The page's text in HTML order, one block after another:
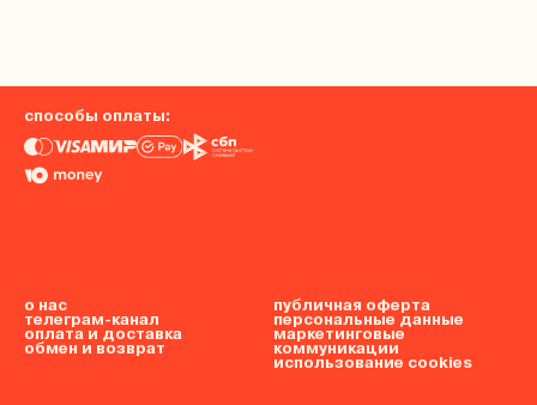
о нас
телеграм-канал
оплата и доставка
обмен и возврат
публичная оферта
персональные данные
маркетинговые
коммуникации
использование cookies
способы оплаты: